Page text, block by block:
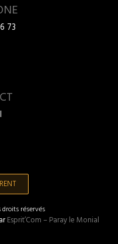
73
réservés
Esprit’Com – Paray le Monial